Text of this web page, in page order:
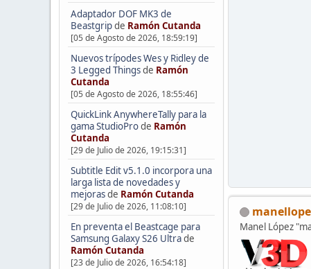
Adaptador DOF MK3 de
Beastgripde Ramón Cutanda
[05 de Agosto de 2026, 18:59:19]
Nuevos trípodes Wes y Ridley de
3 Legged Thingsde Ramón
Cutanda
[05 de Agosto de 2026, 18:55:46]
QuickLink AnywhereTally para la
gama StudioProde Ramón
Cutanda
[29 de Julio de 2026, 19:15:31]
Subtitle Edit v5.1.0 incorpora una
larga lista de novedades y
mejorasde Ramón Cutanda
[29 de Julio de 2026, 11:08:10]
En preventa el Beastcage para
Samsung Galaxy S26 Ultrade
Ramón Cutanda
[23 de Julio de 2026, 16:54:18]
Manel López